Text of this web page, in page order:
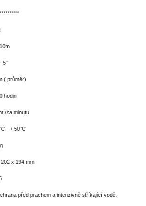
5°
( průměr)
za minutu
- + 50°C
x 194 mm
před prachem a intenzivně stříkající vodě.